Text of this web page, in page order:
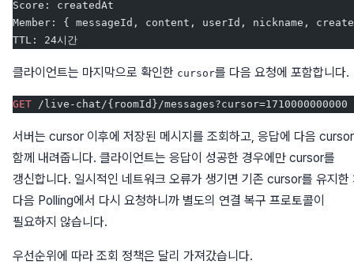
Score: createdAt
Member: { messageId, content, userId, nickname,
TTL: 24시간
클라이언트는 마지막으로 확인한 cursor를 다음 요청에 포함합니다.
GET /live-chat/{roomId}/messages?cursor=1710000000000
서버는 cursor 이후에 저장된 메시지를 조회하고, 응답에 다음
함께 내려줍니다. 클라이언트는 응답이 성공한 경우에만 cursor를
갱신합니다. 일시적인 네트워크 오류가 생기면 기존 cursor를 유지한
다음 Polling에서 다시 요청하니까 별도의 연결 복구 프로토콜이
필요하지 않습니다.
우선순위에 따라 조회 정책은 달리 가져갔습니다.